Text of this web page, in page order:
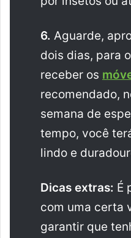
6. Aguarde,
dois dias, para
receber os
recomendado,
semana de
tempo, você
lindo e
Dicas extras: É
com uma certa
garantir que